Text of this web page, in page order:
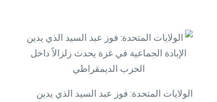
الولايات المتحدة: فوز عبد السيد الذي يدين